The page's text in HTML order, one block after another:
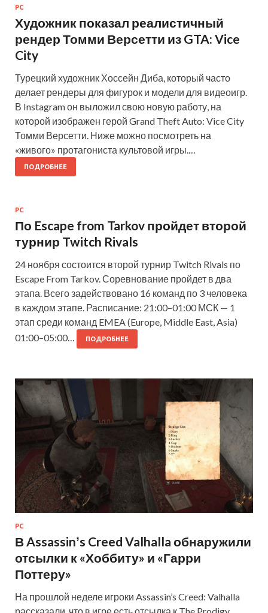
PC
Художник показал реалистичный
рендер Томми Версетти из GTA: Vice
City
Турецкий художник Хоссейн Диба, который часто
делает рендеры для фигурок и модели для видеоигр.
В Instagram он выложил свою новую работу, на
которой изображен герой Grand Theft Auto: Vice City
Томми Версетти. Ниже можно посмотреть на
«живого» протагониста культовой игры.…
ПОДРОБНЕЕ
PC
По Escape from Tarkov пройдет второй
турнир Twitch Rivals
24 ноября состоится второй турнир Twitch Rivals по
Escape From Tarkov. Соревнование пройдет в два
этапа. Всего задействовано 16 команд по 3 человека
в каждом этапе. Расписание: 21:00–01:00 МСК — 1
этап среди команд EMEA (Europe, Middle East, Asia)
01:00–05:00…
ПОДРОБНЕЕ
PC
В Assassinʼs Creed Valhalla обнаружили
отсылки к «Хоббиту» и «Гарри
Поттеру»
На прошлой неделе игроки Assassin’s Creed: Valhalla